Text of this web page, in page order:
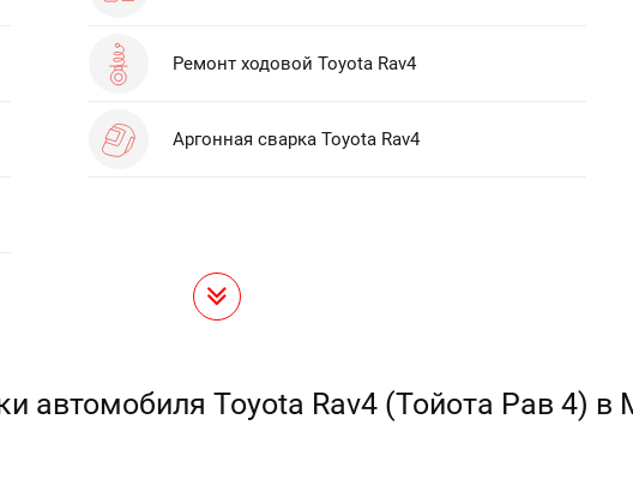
Ремонт ходовой Toyota Rav4
Аргонная сварка Toyota Rav4
автомобиля Toyota Rav4 (Тойота Рав 4) в